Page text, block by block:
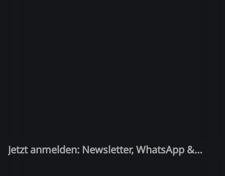
Jetzt anmelden: Newsletter, WhatsApp &